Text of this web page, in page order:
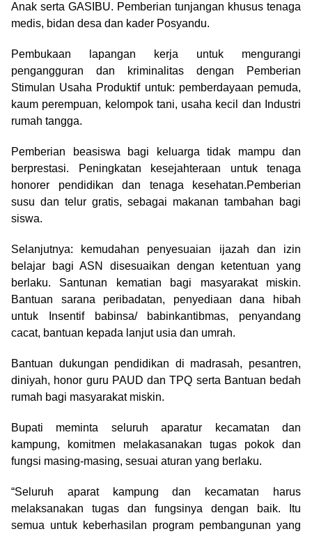
Anak serta GASIBU. Pemberian tunjangan khusus tenaga
medis, bidan desa dan kader Posyandu.
Pembukaan lapangan kerja untuk mengurangi
pengangguran dan kriminalitas dengan Pemberian
Stimulan Usaha Produktif untuk: pemberdayaan pemuda,
kaum perempuan, kelompok tani, usaha kecil dan Industri
rumah tangga.
Pemberian beasiswa bagi keluarga tidak mampu dan
berprestasi. Peningkatan kesejahteraan untuk tenaga
honorer pendidikan dan tenaga kesehatan.Pemberian
susu dan telur gratis, sebagai makanan tambahan bagi
siswa.
Selanjutnya: kemudahan penyesuaian ijazah dan izin
belajar bagi ASN disesuaikan dengan ketentuan yang
berlaku. Santunan kematian bagi masyarakat miskin.
Bantuan sarana peribadatan, penyediaan dana hibah
untuk Insentif babinsa/ babinkantibmas, penyandang
cacat, bantuan kepada lanjut usia dan umrah.
Bantuan dukungan pendidikan di madrasah, pesantren,
diniyah, honor guru PAUD dan TPQ serta Bantuan bedah
rumah bagi masyarakat miskin.
Bupati meminta seluruh aparatur kecamatan dan
kampung, komitmen melakasanakan tugas pokok dan
fungsi masing-masing, sesuai aturan yang berlaku.
“Seluruh aparat kampung dan kecamatan harus
melaksanakan tugas dan fungsinya dengan baik. Itu
semua untuk keberhasilan program pembangunan yang